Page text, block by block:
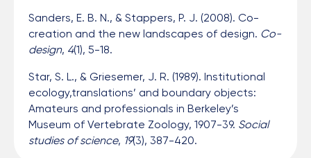
Sanders, E. B. N., & Stappers, P. J. (2008). Co-
creation and the new landscapes of design. Co-
design, 4(1), 5-18.
Star, S. L., & Griesemer, J. R. (1989). Institutional
ecology,translations’ and boundary objects:
Amateurs and professionals in Berkeley’s
Museum of Vertebrate Zoology, 1907-39. Social
studies of science, 19(3), 387-420.